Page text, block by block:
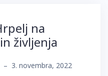
na
življenja
– 3. novembra, 2022